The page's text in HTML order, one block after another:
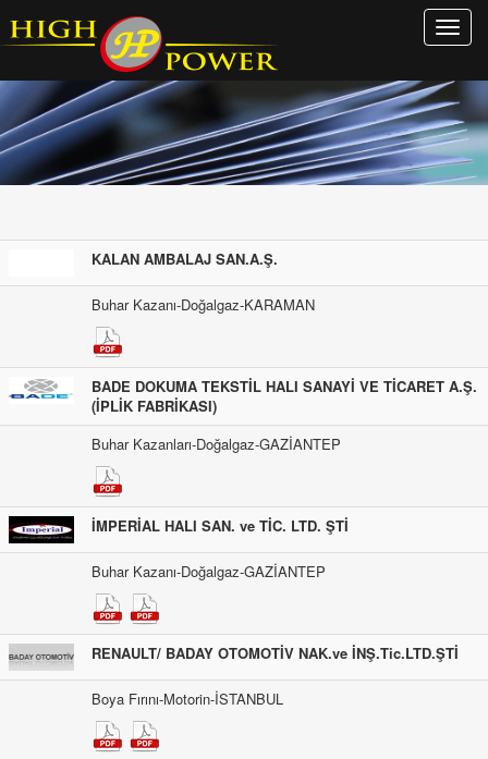
Ac
KALAN AMBALAJ SAN.A.Ş.
Buhar Kazanı-Doğalgaz-KARAMAN
BADE DOKUMA TEKSTİL HALI SANAYİ VE TİCARET A.Ş.
(İPLİK FABRİKASI)
Buhar Kazanları-Doğalgaz-GAZİANTEP
İMPERİAL HALI SAN. ve TİC. LTD. ŞTİ
Buhar Kazanı-Doğalgaz-GAZİANTEP
RENAULT/ BADAY OTOMOTİV NAK.ve İNŞ.Tic.LTD.ŞTİ
Boya Fırını-Motorin-İSTANBUL